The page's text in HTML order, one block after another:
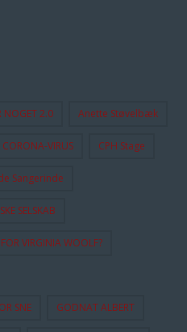
NOGET 2.0 Anette Støvelbæk
CORONA-VIRUS CPH Stage
Sangerinde
SELSKAB
VIRGINIA WOOLF?
SNE GODNAT ALBERT